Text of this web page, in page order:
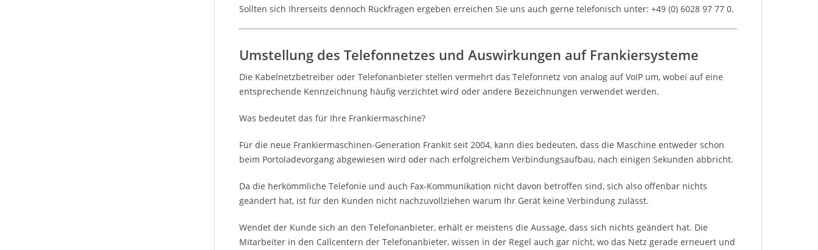
Sollten sich Ihrerseits dennoch Rückfragen ergeben erreichen Sie uns auch gerne telefonisch unter: +49 (0) 6028 97 77 0.
Umstellung des Telefonnetzes und Auswirkungen auf Frankiersysteme
Die Kabelnetzbetreiber oder Telefonanbieter stellen vermehrt das Telefonnetz von analog auf VoIP um, wobei auf eine
entsprechende Kennzeichnung häufig verzichtet wird oder andere Bezeichnungen verwendet werden.
Was bedeutet das für Ihre Frankiermaschine?
Für die neue Frankiermaschinen-Generation Frankit seit 2004, kann dies bedeuten, dass die Maschine entweder schon
beim Portoladevorgang abgewiesen wird oder nach erfolgreichem Verbindungsaufbau, nach einigen Sekunden abbricht.
Da die herkömmliche Telefonie und auch Fax-Kommunikation nicht davon betroffen sind, sich also offenbar nichts
geändert hat, ist für den Kunden nicht nachzuvollziehen warum Ihr Gerät keine Verbindung zulässt.
Wendet der Kunde sich an den Telefonanbieter, erhält er meistens die Aussage, dass sich nichts geändert hat. Die
Mitarbeiter in den Callcentern der Telefonanbieter, wissen in der Regel auch gar nicht, wo das Netz gerade erneuert und